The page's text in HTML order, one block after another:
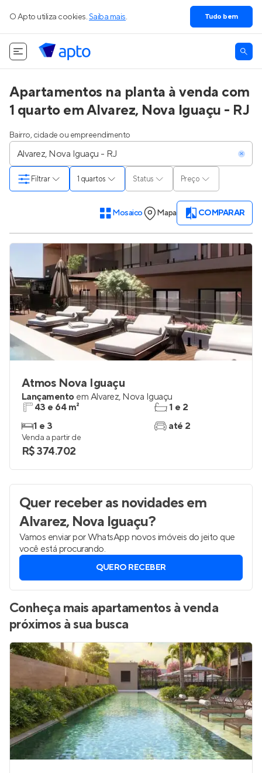
O Apto utiliza cookies. Saiba mais. Tudo bem
Apartamentos na planta à venda com
1 quarto em Alvarez, Nova Iguaçu - RJ
Bairro, cidade ou empreendimento
1 quartos Status Preço
Filtrar
Mosaico Mapa COMPARAR
Atmos Nova Iguaçu
Lançamento em Alvarez, Nova Iguaçu
43 e 64 m²
1 e 3
1 e 2
até 2
Venda a partir de
R$ 374.702
Quer receber as novidadesem
Alvarez, Nova Iguaçu?
Vamos enviar por WhatsApp novos imóveis do jeito que
você está procurando.
QUERO RECEBER
Conheça mais apartamentos à venda
próximos à sua busca